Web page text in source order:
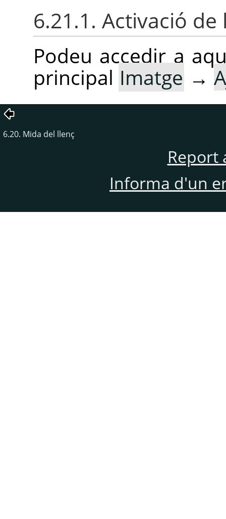
6.21.1. Activació
Podeu accedir a
principal Imatge →
6.20. Mida del llenç
Report
Informa d'un